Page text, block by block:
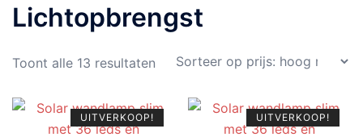
Lichtopbrengst
Toont alle 13 resultaten Gesorteerd
prijs:
hoog
UITVERKOOP! UITVERKOOP!